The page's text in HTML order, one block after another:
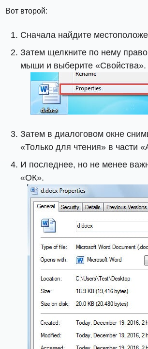
Вот второй:
Сначала найдите
Затем щелкните по нему
мыши и выберите «Свойства».
Затем в диалоговом окне
«Только для чтения» в части
И последнее, но не менее
«ОК».